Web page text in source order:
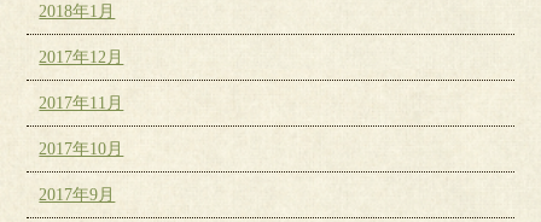
2018年1月
2017年12月
2017年11月
2017年10月
2017年9月